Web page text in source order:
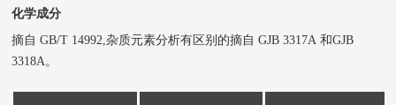
化学成分
摘自 GB/T 14992,杂质元素分析有区别的摘自 GJB 3317A 和GJB
3318A。